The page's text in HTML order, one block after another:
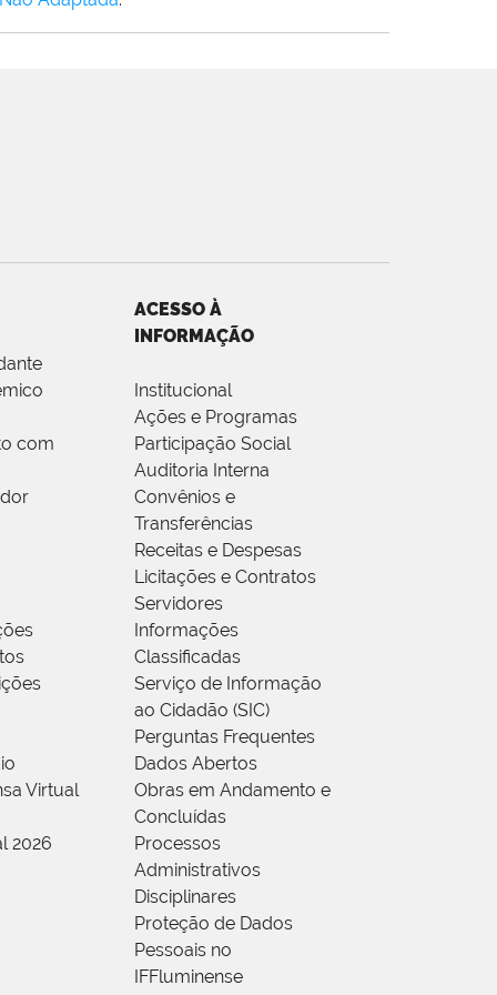
com
Virtual
2026
ACESSO À
INFORMAÇÃO
Institucional
Ações e Programas
Participação Social
Auditoria Interna
Convênios e
Transferências
Receitas e Despesas
Licitações e Contratos
Servidores
Informações
Classificadas
Serviço de Informação
ao Cidadão (SIC)
Perguntas Frequentes
Dados Abertos
Obras em Andamento e
Concluídas
Processos
Administrativos
Disciplinares
Proteção de Dados
Pessoais no
IFFluminense